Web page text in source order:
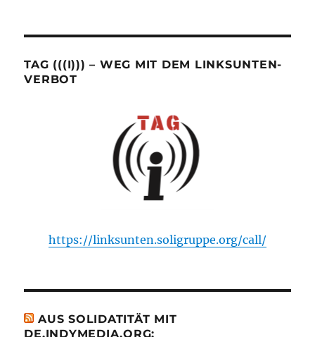
TAG (((I))) – WEG MIT DEM LINKSUNTEN-
VERBOT
https://linksunten.soligruppe.org/call/
AUS SOLIDATITÄT MIT
DE.INDYMEDIA.ORG: